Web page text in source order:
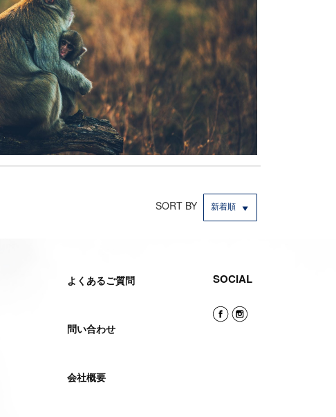
SORT BY 新着順
よくあるご質問
問い合わせ
会社概要
SOCIAL